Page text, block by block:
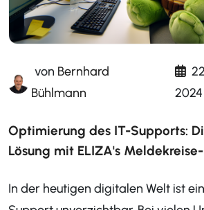
von Bernhard
Bühlmann
2024
Optimierung des IT-Supports:
Lösung mit ELIZA's
In der heutigen digitalen Welt ist